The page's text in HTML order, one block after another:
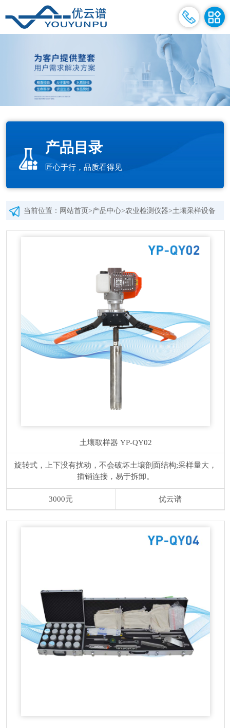
产品目录
匠心于行，品质看得见
当前位置： 网站首页 >产品中心>农业检测仪器>土壤采样设备
土壤取样器 YP-QY02
旋转式，上下没有扰动，不会破坏土壤剖面结构;采样量大，
插销连接，易于拆卸。
3000元 优云谱